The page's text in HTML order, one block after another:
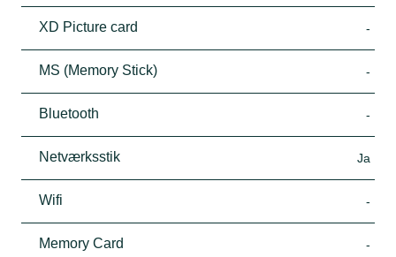
XD Picture card -
MS (Memory Stick) -
Bluetooth -
Netværksstik Ja
Wifi -
Memory Card -